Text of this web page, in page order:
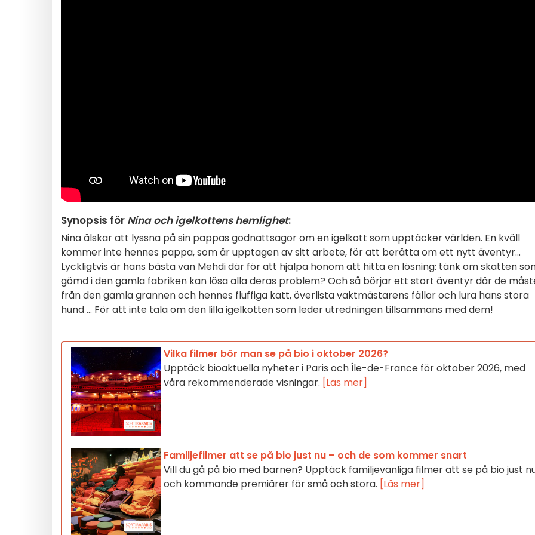
Synopsis för Nina och igelkottens hemlighet:
Nina älskar att lyssna på sin pappas godnattsagor om en igelkott som upptäcker världen. En kväll
kommer inte hennes pappa, som är upptagen av sitt arbete, för att berätta om ett nytt äventyr...
Lyckligtvis är hans bästa vän Mehdi där för att hjälpa honom att hitta en lösning: tänk om skatten
gömd i den gamla fabriken kan lösa alla deras problem? Och så börjar ett stort äventyr där de
från den gamla grannen och hennes fluffiga katt, överlista vaktmästarens fällor och lura hans stora
hund ... För att inte tala om den lilla igelkotten som leder utredningen tillsammans med dem!
Vilka filmer bör man se på bio i oktober 2026?
Upptäck bioaktuella nyheter i Paris och Île-de-France för oktober 2026, med
våra rekommenderade visningar. [Läs mer]
Familjefilmer att se på bio just nu – och de som kommer snart
Vill du gå på bio med barnen? Upptäck familjevänliga filmer att se på bio just
och kommande premiärer för små och stora. [Läs mer]